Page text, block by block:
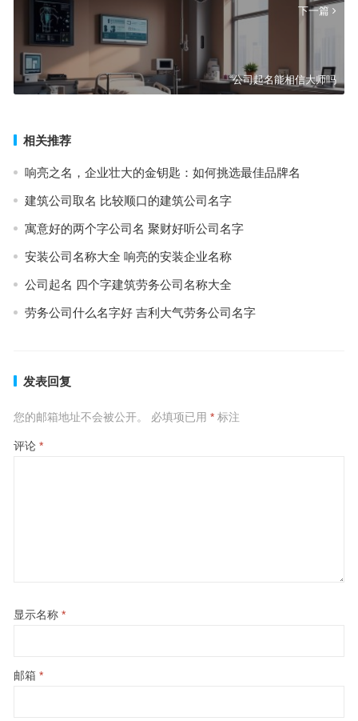
下一篇
“公司起名能相信大师吗
相关推荐
响亮之名，企业壮大的金钥匙：如何挑选最佳品牌名
建筑公司取名 比较顺口的建筑公司名字
寓意好的两个字公司名 聚财好听公司名字
安装公司名称大全 响亮的安装企业名称
公司起名 四个字建筑劳务公司名称大全
劳务公司什么名字好 吉利大气劳务公司名字
发表回复
您的邮箱地址不会被公开。 必填项已用 *标注
评论 *
显示名称 *
邮箱 *